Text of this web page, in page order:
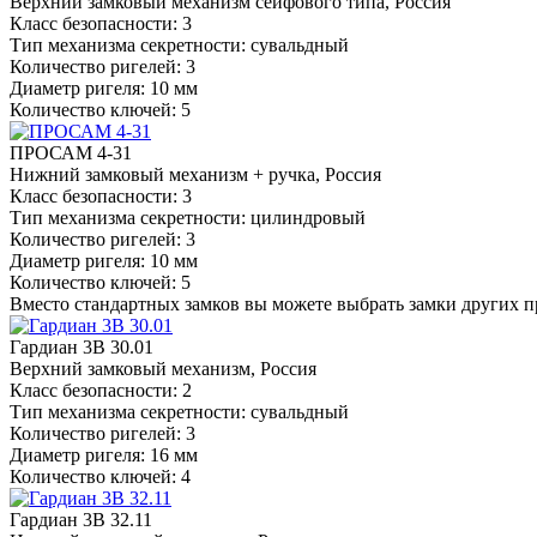
Класс безопасности: 3
Тип механизма секретности: сувальдный
Количество ригелей: 3
Диаметр ригеля: 10 мм
Количество ключей: 5
ПРОСАМ 4-31
Нижний замковый механизм + ручка, Россия
Класс безопасности: 3
Тип механизма секретности: цилиндровый
Количество ригелей: 3
Диаметр ригеля: 10 мм
Количество ключей: 5
Вместо стандартных замков вы можете выбрать замки других
Гардиан 3В 30.01
Верхний замковый механизм, Россия
Класс безопасности: 2
Тип механизма секретности: сувальдный
Количество ригелей: 3
Диаметр ригеля: 16 мм
Количество ключей: 4
Гардиан 3В 32.11